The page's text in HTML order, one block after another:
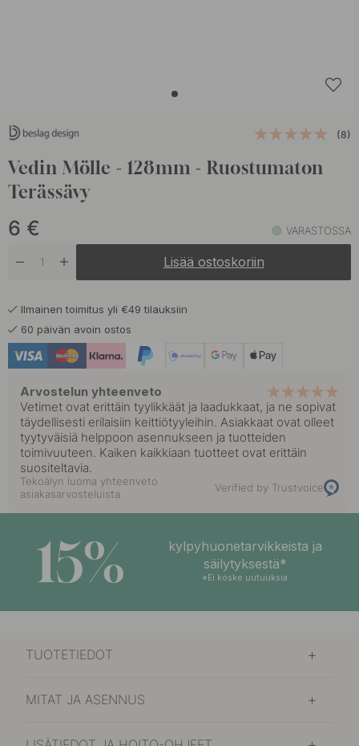
(8)
Vedin Mölle - 128mm - Ruostumaton
Terässävy
6 € VARASTOSSA
Lisää ostoskoriin
Ilmainen toimitus yli €49 tilauksiin
60 päivän avoin ostos
Arvostelun yhteenveto
Vetimet ovat erittäin tyylikkäät ja laadukkaat, ja ne sopivat
täydellisesti erilaisiin keittiötyyleihin. Asiakkaat ovat olleet
tyytyväisiä helppoon asennukseen ja tuotteiden
toimivuuteen. Kaiken kaikkiaan tuotteet ovat erittäin
suositeltavia.
Tekoälyn luoma yhteenveto
asiakasarvosteluista
Verified by Trustvoice
15%
kylpyhuonetarvikkeista ja
säilytyksestä*
*Ei koske uutuuksia
TUOTETIEDOT
MITAT JA ASENNUS